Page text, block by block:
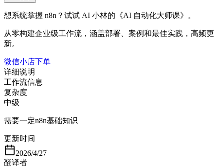
想系统掌握 n8n？试试 AI 小林的《AI 自动化大师课》。
从零构建企业级工作流，涵盖部署、案例和最佳实践，高频更
新。
微信小店下单
详细说明
工作流信息
复杂度
中级
需要一定n8n基础知识
更新时间
2026/4/27
翻译者